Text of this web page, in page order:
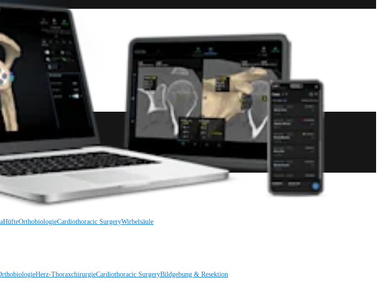
HüfteOrthobiologieCardiothoracic SurgeryWirbelsäule
Herz-ThoraxchirurgieCardiothoracic SurgeryBildgebung & Resektion